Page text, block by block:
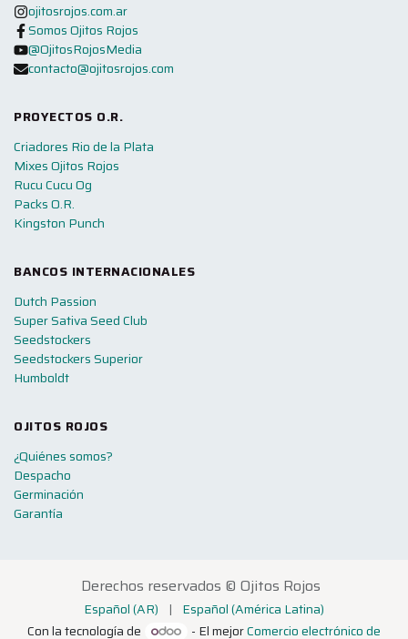
ojitosrojos.com.ar
Somos Ojitos Rojos
@OjitosRojosMedia
contacto@ojitosrojos.com
PROYECTOS O.R.
Criadores Rio de la Plata
Mixes Ojitos Rojos
Rucu Cucu Og
Packs O.R.
Kingston Punch
BANCOS INTERNACIONALES
Dutch Passion
Super Sativa Seed Club
Seedstockers
Seedstockers Superior
Humboldt
OJITOS ROJOS
¿Quiénes somos?
Despacho
Germinación
Garantía
Derechos reservados © Ojitos Rojos
Español (AR) | Español (América Latina)
Con la tecnología de
- El mejorComercio electrónico de